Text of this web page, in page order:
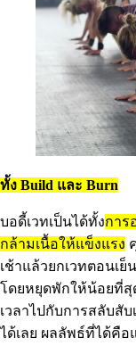
ทั้ง Build และ Burn
บอดี้เวทเป็นได้ทั้งการ
กล้ามเนื้อให้แข็งแรง
เช้าแล้วยกเวทตอนเ
โดยหยุดพักให้น้อยที่สุ
เวลาไปกับการสลับสั
ได้เลย ผลลัพธ์ที่ได้คือ